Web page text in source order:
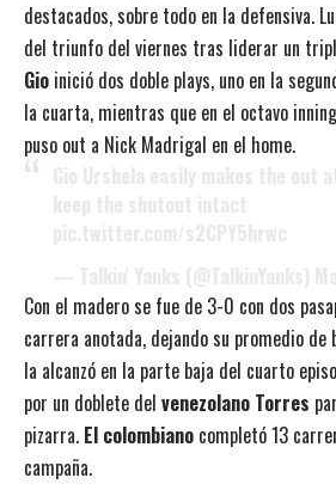
destacados, sobre todo en la defensiva.
del triunfo del viernes tras liderar un
Gio inició dos doble plays, uno en la
la cuarta, mientras que en el octavo
puso out a Nick Madrigal en el home.
Con el madero se fue de 3-0 con dos
carrera anotada, dejando su promedio de
la alcanzó en la parte baja del cuarto
por un doblete del venezolano Torres
pizarra. El colombiano completó 13
campaña.